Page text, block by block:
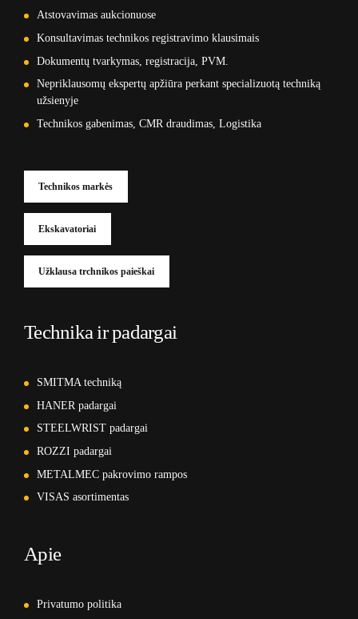
Atstovavimas aukcionuose
Konsultavimas technikos registravimo klausimais
Dokumentų tvarkymas, registracija, PVM.
Nepriklausomų ekspertų apžiūra perkant specializuotą techniką
užsienyje
Technikos gabenimas, CMR draudimas, Logistika
Technikos markės
Ekskavatoriai
Užklausa trchnikos paieškai
Technika ir padargai
SMITMA techniką
HANER padargai
STEELWRIST padargai
ROZZI padargai
METALMEC pakrovimo rampos
VISAS asortimentas
Apie
Privatumo politika